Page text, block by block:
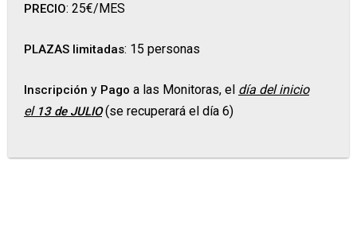
PRECIO: 25€/MES
PLAZAS limitadas: 15 personas
Inscripción y Pago a las Monitoras, el día del inicio
el 13 de JULIO(se recuperará el día 6)